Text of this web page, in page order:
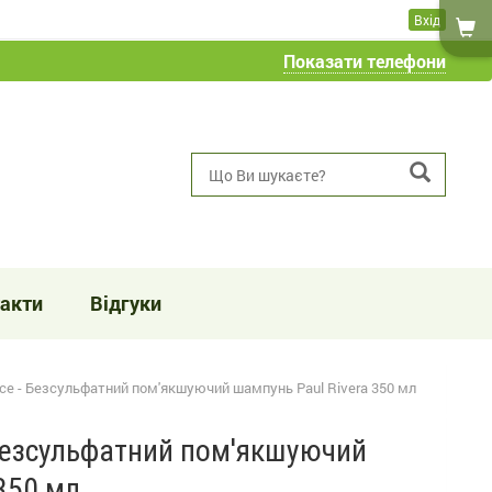
Вхід
Показати телефони
Відгуки
- Безсульфатний пом'якшуючий шампунь Paul Rivera 350 мл
пом'якшуючий